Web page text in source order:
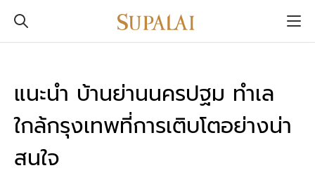
แนะนำ บ้านย่านนครปฐม ทำเล
ใกล้กรุงเทพที่การเติบโตอย่างน่า
สนใจ